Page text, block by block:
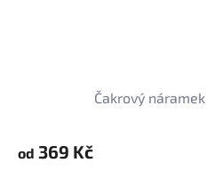
Čakrový
od 369 Kč